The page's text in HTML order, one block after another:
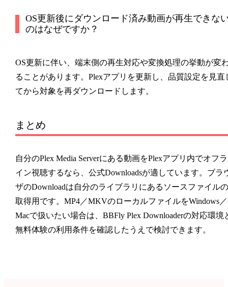
OS更新後にダウンロード済み動画が再生できな
のはなぜですか？
OS更新に伴い、端末側の再生対応や変換処理の挙動が変
ることがあります。Plexアプリを更新し、品質設定を見直
てから対象を再ダウンロードします。
まとめ
自分のPlex Media Serverにある動画をPlexアプリ内でオフラ
イン視聴するなら、公式Downloadsが適しています。ブラ
ザのDownloadは自分のライブラリにあるソースファイルの
取得用です。MP4／MKVのローカルファイルをWindows／
Macで扱いたい場合は、BBFly Plex Downloaderの対応環境
無料体験の利用条件を確認したうえで検討できます。